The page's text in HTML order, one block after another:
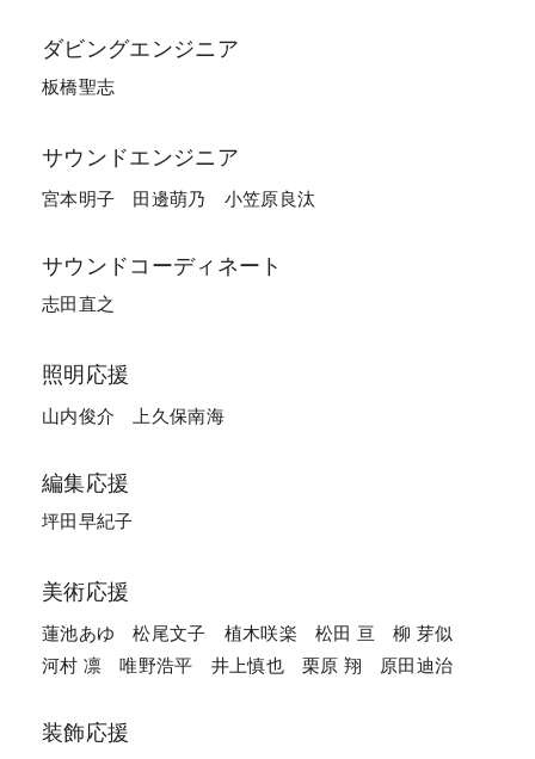
ダビングエンジニア
板橋聖志
サウンドエンジニア
宮本明子 田邊萌乃 小笠原良汰
サウンドコーディネート
志田直之
照明応援
山内俊介 上久保南海
編集応援
坪田早紀子
美術応援
蓮池あゆ 松尾文子 植木咲楽 松田 亘
柳 芽似
河村 凛
唯野浩平 井上慎也 栗原 翔 原田迪治
装飾応援